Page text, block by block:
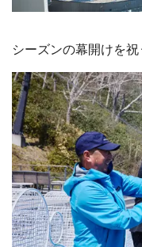
シーズンの幕開けを祝